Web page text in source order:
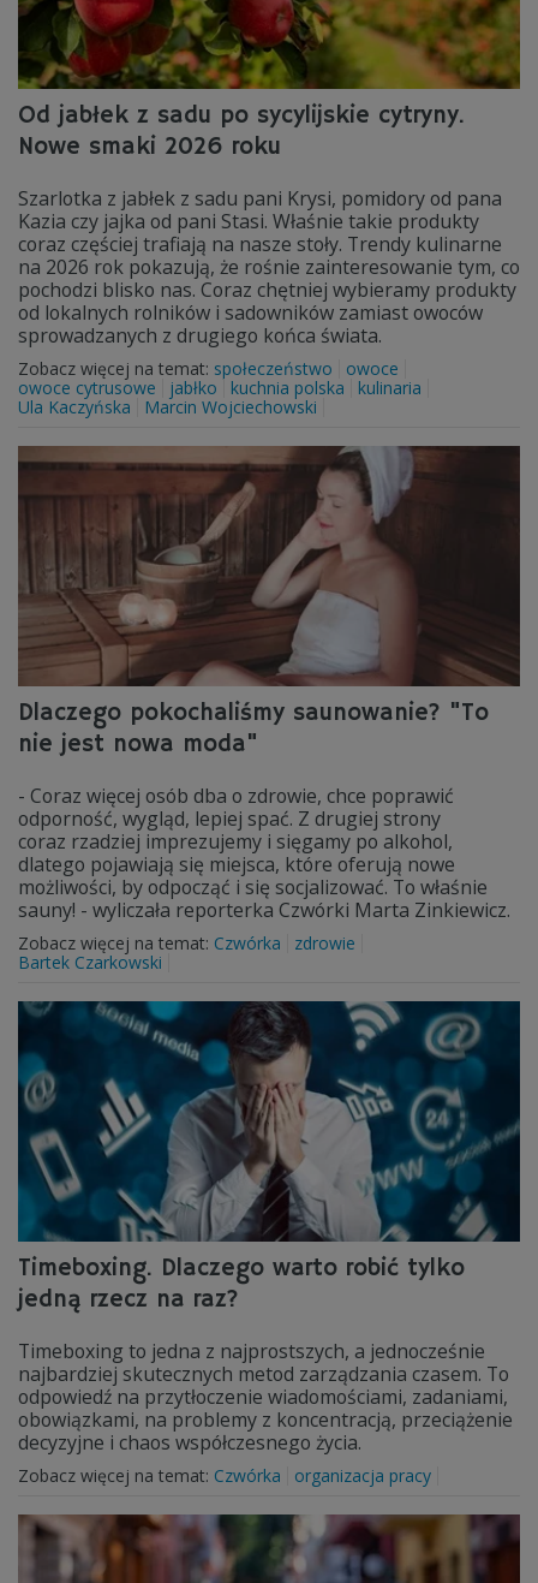
Od jabłek z sadu po sycylijskie cytryny.
Nowe smaki 2026 roku
Szarlotka z jabłek z sadu pani Krysi, pomidory od pana
Kazia czy jajka od pani Stasi. Właśnie takie produkty
coraz częściej trafiają na nasze stoły. Trendy kulinarne
na 2026 rok pokazują, że rośnie zainteresowanie tym, co
pochodzi blisko nas. Coraz chętniej wybieramy produkty
od lokalnych rolników i sadowników zamiast owoców
sprowadzanych z drugiego końca świata.
Zobacz więcej na temat: społeczeństwo
owoce
owoce cytrusowe
jabłko kuchnia polska
kulinaria
Ula Kaczyńska
Marcin Wojciechowski
Dlaczego pokochaliśmy saunowanie? "To
nie jest nowa moda"
- Coraz więcej osób dba o zdrowie, chce poprawić
odporność, wygląd, lepiej spać. Z drugiej strony
coraz rzadziej imprezujemy i sięgamy po alkohol,
dlatego pojawiają się miejsca, które oferują nowe
możliwości, by odpocząć i się socjalizować. To właśnie
sauny! - wyliczała reporterka Czwórki Marta Zinkiewicz.
Zobacz więcej na temat: Czwórka
zdrowie
Bartek Czarkowski
Timeboxing. Dlaczego warto robić tylko
jedną rzecz na raz?
Timeboxing to jedna z najprostszych, a jednocześnie
najbardziej skutecznych metod zarządzania czasem. To
odpowiedź na przytłoczenie wiadomościami, zadaniami,
obowiązkami, na problemy z koncentracją, przeciążenie
decyzyjne i chaos współczesnego życia.
Zobacz więcej na temat: Czwórka organizacja pracy